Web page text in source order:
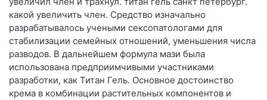
какой увеличить член. Средство изначально
разрабатывалось учеными сексопатологами для
стабилизации семейных отношений, уменьшения числа
разводов. В дальнейшем формула мази была
использована предприимчивыми участниками
разработки, как Титан Гель. Основное достоинство
крема в комбинации растительных компонентов и